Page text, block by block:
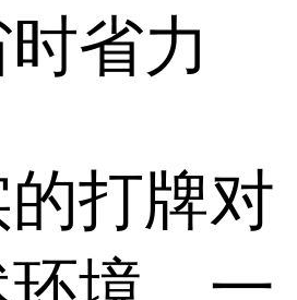
省力
打牌对